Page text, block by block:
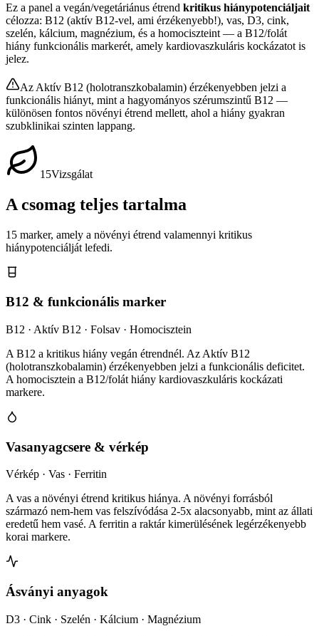
Ez a panel a vegán/vegetáriánus étrend kritikus hiánypotenciáljait
célozza: B12 (aktív B12-vel, ami érzékenyebb!), vas, D3, cink,
szelén, kálcium, magnézium, és a homociszteint — a B12/folát
hiány funkcionális markerét, amely kardiovaszkuláris kockázatot is
jelez.
Az Aktív B12 (holotranszkobalamin) érzékenyebben jelzi a
funkcionális hiányt, mint a hagyományos szérumszintű B12 —
különösen fontos növényi étrend mellett, ahol a hiány gyakran
szubklinikai szinten lappang.
15Vizsgálat
A csomag teljes tartalma
15 marker, amely a növényi étrend valamennyi kritikus
hiánypotenciálját lefedi.
B12 & funkcionális marker
B12 · Aktív B12 · Folsav · Homocisztein
A B12 a kritikus hiány vegán étrendnél. Az Aktív B12
(holotranszkobalamin) érzékenyebben jelzi a funkcionális deficitet.
A homocisztein a B12/folát hiány kardiovaszkuláris kockázati
markere.
Vasanyagcsere & vérkép
Vérkép · Vas · Ferritin
A vas a növényi étrend kritikus hiánya. A növényi forrásból
származó nem-hem vas felszívódása 2-5x alacsonyabb, mint az állati
eredetű hem vasé. A ferritin a raktár kimerülésének legérzékenyebb
korai markere.
Ásványi anyagok
D3 · Cink · Szelén · Kálcium · Magnézium